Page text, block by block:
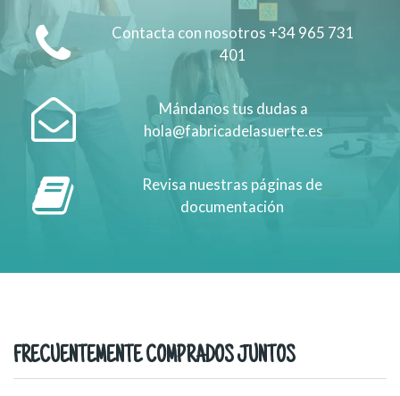
Contacta con nosotros +34 965 731
401
Mándanos tus dudas a
hola@fabricadelasuerte.es
Revisa nuestras páginas de
documentación
FRECUENTEMENTE COMPRADOS JUNTOS